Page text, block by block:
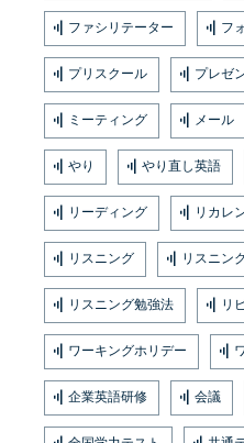
ファシリテーター フ
プリスクール プレゼ
ミーティング メール
やり やり直し英語
リーディング リカレ
リスニング リスニン
リスニング勉強法 リ
ワーキングホリデー
企業英語研修 会議